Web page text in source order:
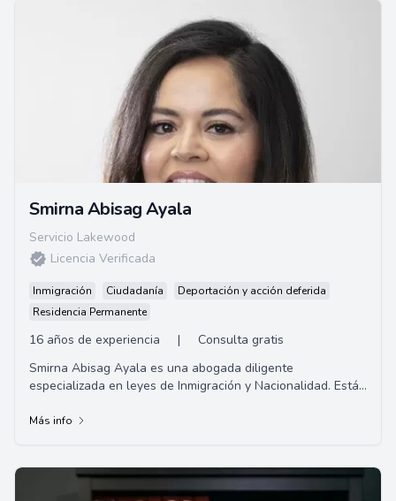
Smirna Abisag Ayala
Servicio Lakewood
Licencia Verificada
Inmigración Ciudadanía
Deportación y acción deferida
Residencia Permanente
16 años de experiencia |
Consulta gratis
Smirna Abisag Ayala es una abogada diligente
especializada en leyes de Inmigración y Nacionalidad. Está
Más info